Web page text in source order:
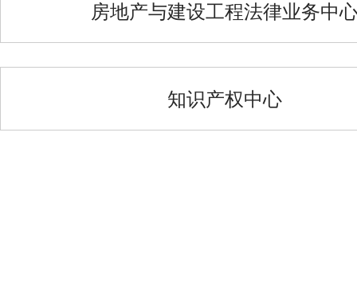
房地产与建设工程法律业务中
知识产权中心